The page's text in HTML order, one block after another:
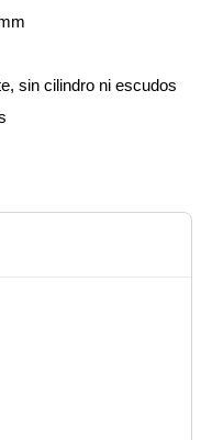
sin cilindro ni escudos